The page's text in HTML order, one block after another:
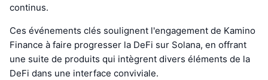
continus.
Ces événements clés soulignent l'engagement de Kamino
Finance à faire progresser la DeFi sur Solana, en offrant
une suite de produits qui intègrent divers éléments de la
DeFi dans une interface conviviale.